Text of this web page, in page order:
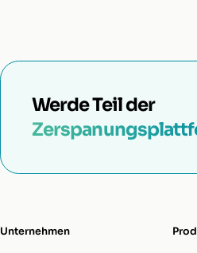
Werde Teil der
Unternehmen